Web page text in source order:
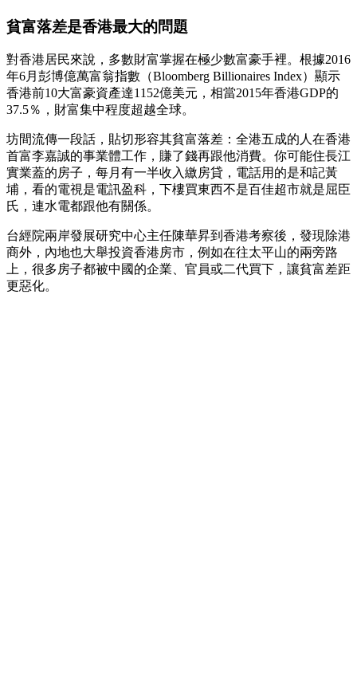
貧富落差是香港最大的問題
對香港居民來說，多數財富掌握在極少數富豪手裡。根據2016
年6月彭博億萬富翁指數（Bloomberg Billionaires Index）顯示
香港前10大富豪資產達1152億美元，相當2015年香港GDP的
37.5％，財富集中程度超越全球。
坊間流傳一段話，貼切形容其貧富落差：全港五成的人在香港
首富李嘉誠的事業體工作，賺了錢再跟他消費。你可能住長江
實業蓋的房子，每月有一半收入繳房貸，電話用的是和記黃
埔，看的電視是電訊盈科，下樓買東西不是百佳超市就是屈臣
氏，連水電都跟他有關係。
台經院兩岸發展研究中心主任陳華昇到香港考察後，發現除港
商外，內地也大舉投資香港房市，例如在往太平山的兩旁路
上，很多房子都被中國的企業、官員或二代買下，讓貧富差距
更惡化。